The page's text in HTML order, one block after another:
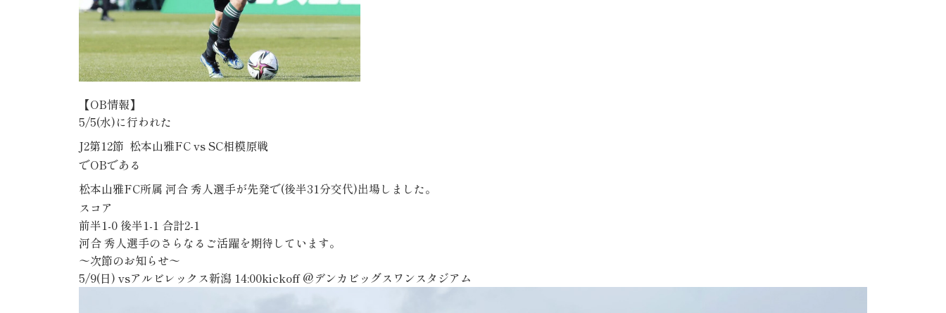
【OB情報】
5/5(水)に行われた
J2第12節 松本山雅FCvs SC相模原戦
でOBである
松本山雅FC所属 河合秀人選手が先発で(後半31分交代)出場しました。
スコア
前半1-0 後半1-1 合計2-1
河合秀人選手のさらなるご活躍を期待しています。
〜次節のお知らせ〜
5/9(日) vsアルビレックス新潟 14:00kickoff @デンカビッグスワンスタジアム